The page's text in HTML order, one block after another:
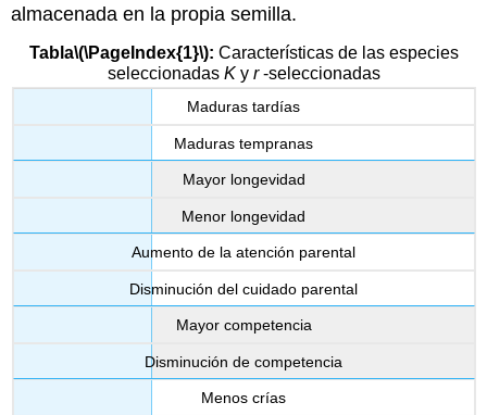
almacenada en la propia semilla.
Tabla\(\PageIndex{1}\): Características de las especies
seleccionadas Ky r-seleccionadas
Maduras tardías
Maduras tempranas
Mayor longevidad
Menor longevidad
Aumento de la atención parental
Disminución del cuidado parental
Mayor competencia
Disminución de competencia
Menos crías